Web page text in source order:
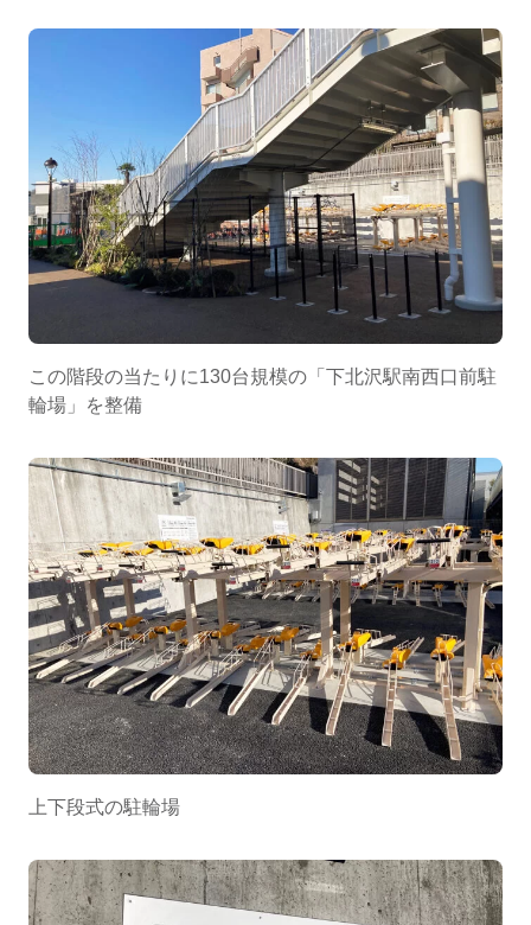
この階段の当たりに130台規模の「下北沢駅南西口前駐
輪場」を整備
上下段式の駐輪場